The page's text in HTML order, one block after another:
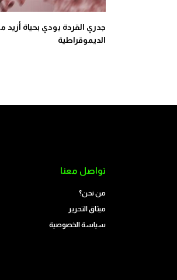
الديموقراطية
تواصل معنا
من نحن؟
ميثاق التحرير
سياسة الخصوصية